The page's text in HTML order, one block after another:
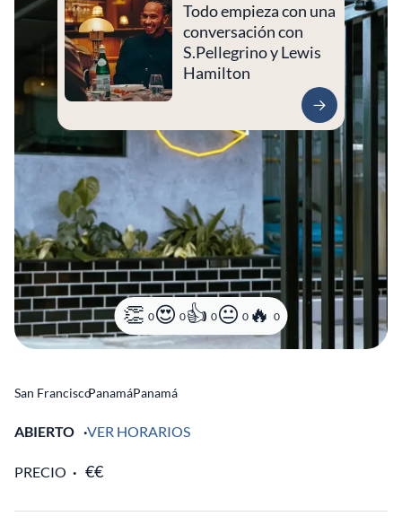
0 0 0 0 0
Todo empieza con una
conversación con
S.Pellegrino y Lewis
Hamilton
San FranciscoPanamáPanamá
ABIERTO VER HORARIOS
PRECIO